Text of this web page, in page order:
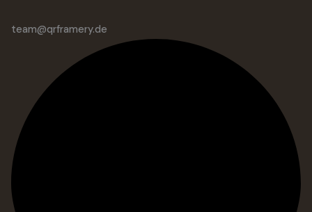
team@qrframery.de